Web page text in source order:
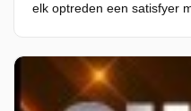
elk optreden een satisfyer